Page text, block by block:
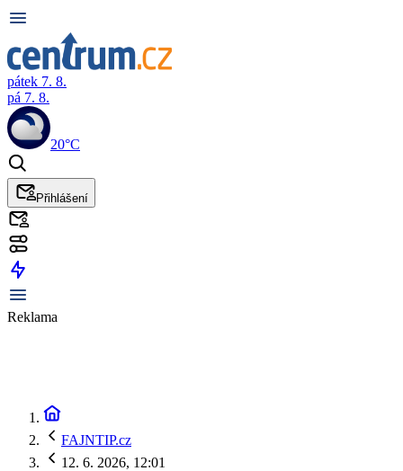
pátek 7. 8.
pá 7. 8.
20°C
Přihlášení
Reklama
FAJNTIP.cz
12. 6. 2026, 12:01